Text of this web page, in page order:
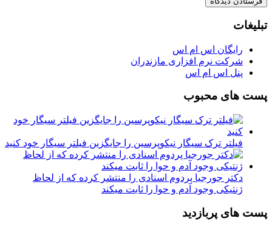
تبلیغات
رایگان اس ام اس
شرکت نرم افزاری مازندران
پنل اس ام اس
پست های محبوب
فیلتر ترک سیگار نیکوپرسین را جایگزین فیلتر سیگار خود کنید
دکتر جورجیا پردوم اسنادی را منتشر کرده که از لحاظ
ژنتیکی وجود آدم و حوا را ثابت میکند
پست های پربازدید